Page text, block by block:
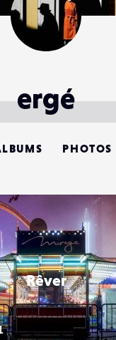
ergé
PHOTOS
Rêver